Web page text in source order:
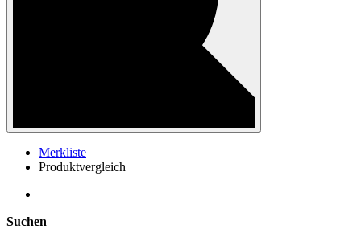
Merkliste
Produktvergleich
Suchen